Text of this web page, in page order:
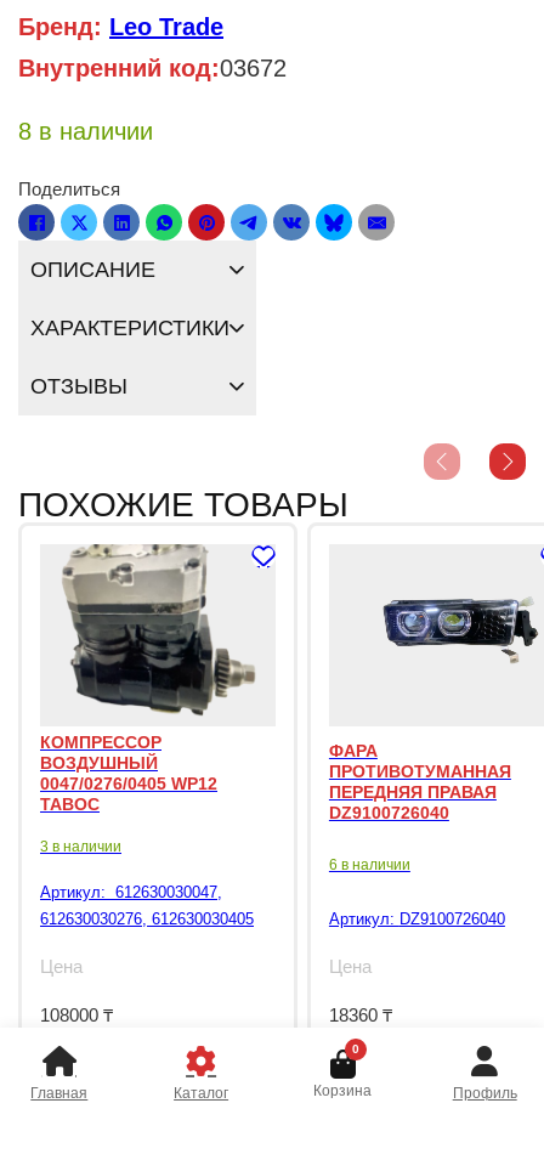
Бренд: Leo Trade
Внутренний код:03672
8 в наличии
Поделиться
ОПИСАНИЕ
ХАРАКТЕРИСТИКИ
ОТЗЫВЫ
ПОХОЖИЕ ТОВАРЫ
КОМПРЕССОР
ВОЗДУШНЫЙ
0047/0276/0405 WP12
TABOC
3 в наличии
Артикул: 612630030047,
612630030276, 612630030405
Цена
108000 ₸
ФАРА
ПРОТИВОТУМАННАЯ
ПЕРЕДНЯЯ ПРАВАЯ
DZ9100726040
6 в наличии
Артикул: DZ9100726040
Цена
18360 ₸
Главная Каталог
0
Корзина Профиль